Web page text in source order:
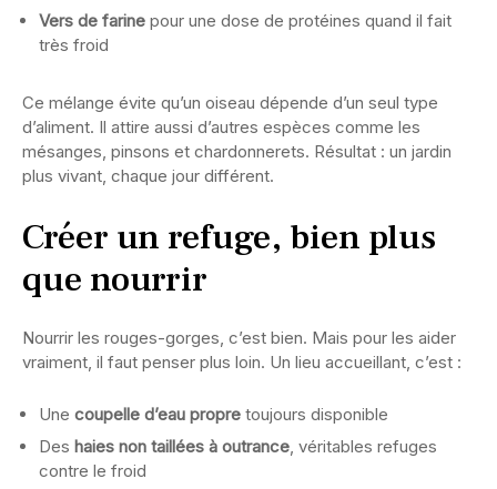
Vers de farine pour une dose de protéines quand il fait
très froid
Ce mélange évite qu’un oiseau dépende d’un seul type
d’aliment. Il attire aussi d’autres espèces comme les
mésanges, pinsons et chardonnerets. Résultat : un jardin
plus vivant, chaque jour différent.
Créer un refuge, bien plus
que nourrir
Nourrir les rouges-gorges, c’est bien. Mais pour les aider
vraiment, il faut penser plus loin. Un lieu accueillant, c’est :
Une coupelle d’eau propre toujours disponible
Des haies non taillées à outrance, véritables refuges
contre le froid